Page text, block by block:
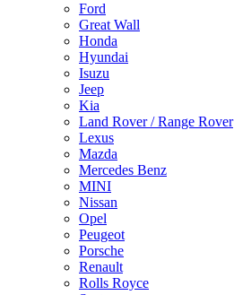
Ford
Great Wall
Honda
Hyundai
Isuzu
Jeep
Kia
Land Rover / Range Rover
Lexus
Mazda
Mercedes Benz
MINI
Nissan
Opel
Peugeot
Porsche
Renault
Rolls Royce